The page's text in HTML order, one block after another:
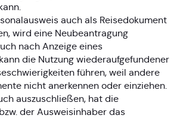
auch als Reisedokument
wird eine Neubeantragung
nach Anzeige eines
die Nutzung wiederaufgefundener
führen, weil andere
nicht anerkennen oder einziehen.
auszuschließen, hat die
der Ausweisinhaber das